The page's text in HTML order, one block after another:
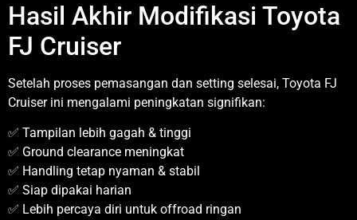
Hasil Akhir Modifikasi Toyota
FJ Cruiser
Setelah proses pemasangan dan setting selesai, Toyota FJ
Cruiser ini mengalami peningkatan signifikan:
✅ Tampilan lebih gagah & tinggi
✅ Ground clearance meningkat
✅ Handling tetap nyaman & stabil
✅ Siap dipakai harian
✅ Lebih percaya diri untuk offroad ringan